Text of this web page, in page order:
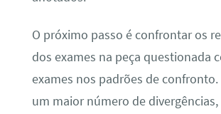
O próximo passo é confrontar os
dos exames na peça questionada
exames nos padrões de confronto.
um maior número de